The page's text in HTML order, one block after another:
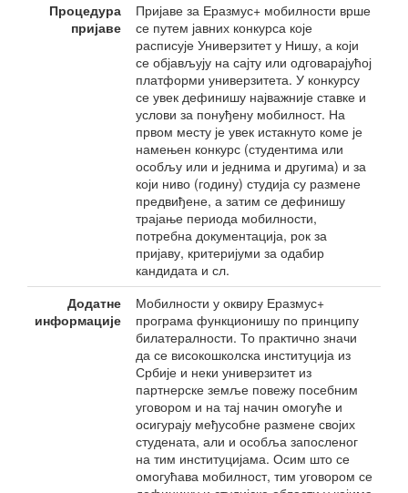
Процедура
пријаве
Пријаве за Еразмус+ мобилности врше
се путем јавних конкурса које
расписује Универзитет у Нишу, а који
се објављују на сајту или одговарајућој
платформи универзитета. У конкурсу
се увек дефинишу најважније ставке и
услови за понуђену мобилност. На
првом месту је увек истакнуто коме је
намењен конкурс (студентима или
особљу или и једнима и другима) и за
који ниво (годину) студија су размене
предвиђене, а затим се дефинишу
трајање периода мобилности,
потребна документација, рок за
пријаву, критеријуми за одабир
кандидата и сл.
Додатне
информације
Мобилности у оквиру Еразмус+
програма функционишу по принципу
билатералности. То практично значи
да се високошколска институција из
Србије и неки универзитет из
партнерске земље повежу посебним
уговором и на тај начин омогуће и
осигурају међусобне размене својих
студената, али и особља запосленог
на тим институцијама. Осим што се
омогућава мобилност, тим уговором се